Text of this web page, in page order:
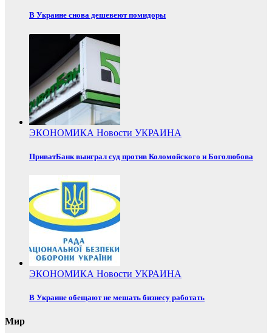
В Украине снова дешевеют помидоры
ЭКОНОМИКА Новости УКРАИНА
ПриватБанк выиграл суд против Коломойского и Боголюбова
ЭКОНОМИКА Новости УКРАИНА
В Украине обещают не мешать бизнесу работать
Мир